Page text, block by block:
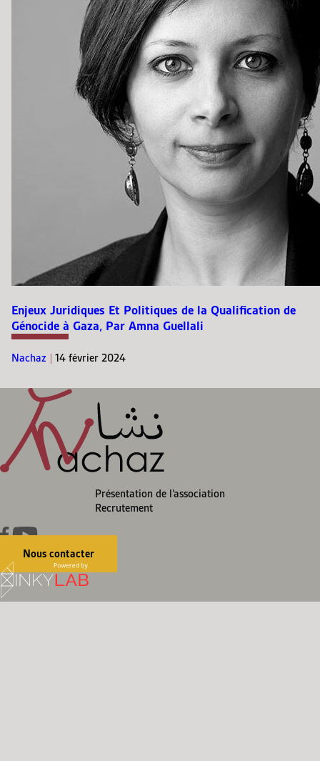
Enjeux Juridiques Et Politiques de la Qualification de
Génocide à Gaza, Par Amna Guellali
Nachaz | 14 février 2024
Présentation de l’association
Recrutement
Nous contacter